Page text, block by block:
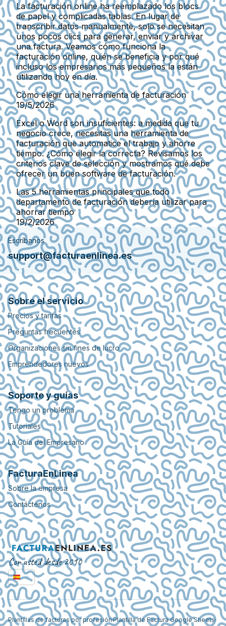
La facturación online ha reemplazado los blocs
de papel y complicadas tablas. En lugar de
transcribir datos manualmente, solo se necesitan
unos pocos clics para generar, enviar y archivar
una factura. Veamos cómo funciona la
facturación online, quién se beneficia y por qué
incluso los empresarios más pequeños la están
utilizando hoy en día.
Cómo elegir una herramienta de facturación
19/5/2026
Excel o Word son insuficientes: a medida que tu
negocio crece, necesitas una herramienta de
facturación que automatice el trabajo y ahorre
tiempo. ¿Cómo elegir la correcta? Revisamos los
criterios clave de selección y mostramos qué debe
ofrecer un buen software de facturación.
Las 5 herramientas principales que todo
departamento de facturación debería utilizar para
ahorrar tiempo
19/2/2026
Escríbanos
support@facturaenlinea.es
Sobre el servicio
Precios y tarifas
Preguntas frecuentes
Organizaciones sin fines de lucro
Emprendedores nuevos
Soporte y guías
Tengo un problema
Tutoriales
La Guía del Empresario
FacturaEnLinea
Sobre la empresa
Contáctenos
Con usted desde 2010
Plantillas de facturas por profesiónPlantilla de Factura Google Sheets